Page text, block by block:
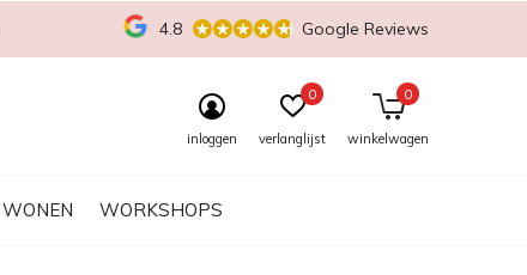
WONEN WORKSHOPS
inloggen verlanglijst
0
winkelwagen
0
4.8 Google Reviews